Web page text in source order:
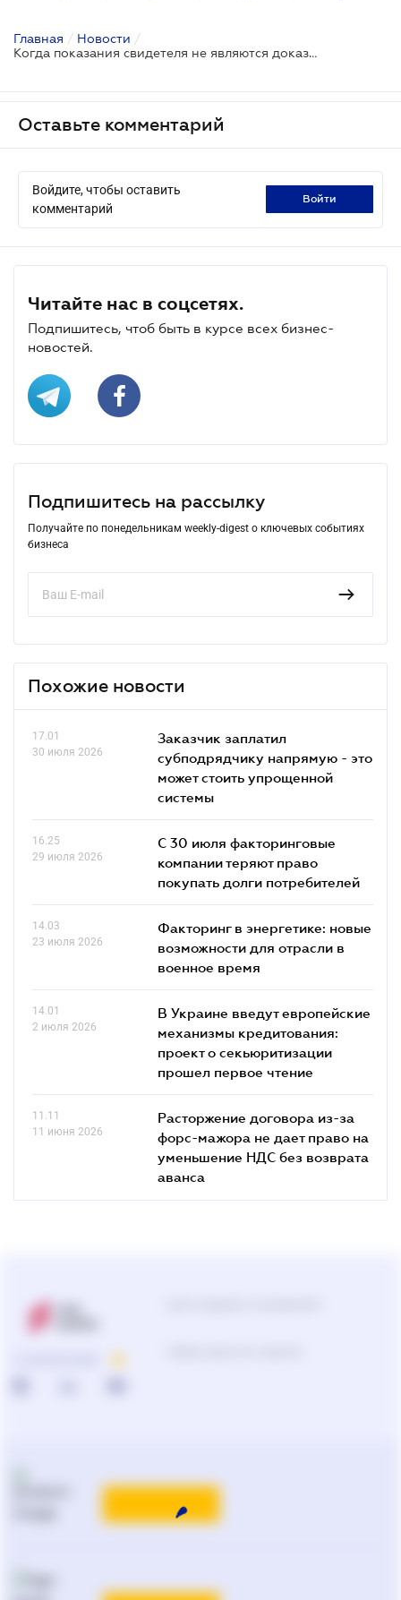
Главная / Новости /
Когда показания свидетеля не являются доказательством
Оставьте комментарий
Войдите, чтобы оставить
комментарий
войти
Читайте нас в соцсетях.
Подпишитесь, чтоб быть в курсе всех бизнес-
новостей.
Подпишитесь на рассылку
Получайте по понедельникам weekly-digest о ключевых событиях
бизнеса
Похожие новости
17.01
30 июля 2026
Заказчик заплатил
субподрядчику напрямую - это
может стоить упрощенной
системы
16.25
29 июля 2026
С 30 июля факторинговые
компании теряют право
покупать долги потребителей
14.03
23 июля 2026
Факторинг в энергетике: новые
возможности для отрасли в
военное время
14.01
2 июля 2026
В Украине введут европейские
механизмы кредитования:
проект о секьюритизации
прошел первое чтение
11.11
11 июня 2026
Расторжение договора из-за
форс-мажора не дает право на
уменьшение НДС без возврата
аванса